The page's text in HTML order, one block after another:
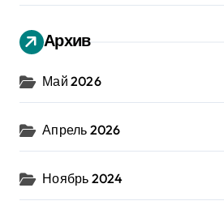
Архив
Май 2026
Апрель 2026
Ноябрь 2024